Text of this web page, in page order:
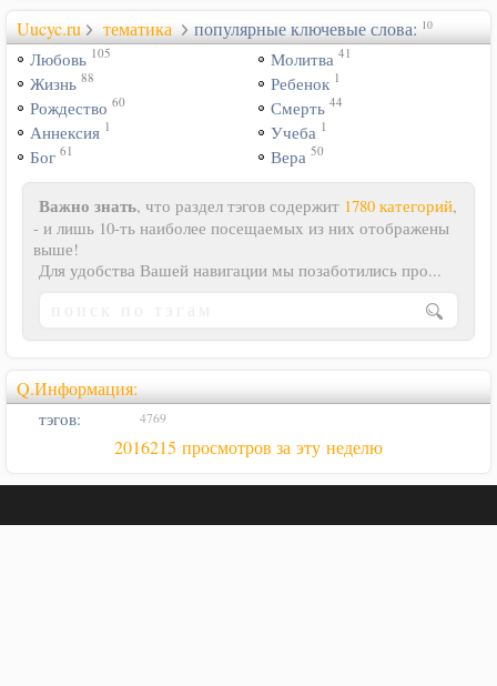
Uucyc.ru тематика популярные ключевые слова: 10
Любовь 105
Жизнь 88
Рождество 60
Аннексия 1
Бог 61
Молитва 41
Ребенок 1
Смерть 44
Учеба 1
Вера 50
Важно знать, что раздел тэгов содержит 1780 категорий,
- и лишь 10-ть наиболее посещаемых из них отображены
выше!
Для удобства Вашей навигации мы позаботились про...
Q.Информация:
тэгов: 4769
2016215 просмотров за эту неделю